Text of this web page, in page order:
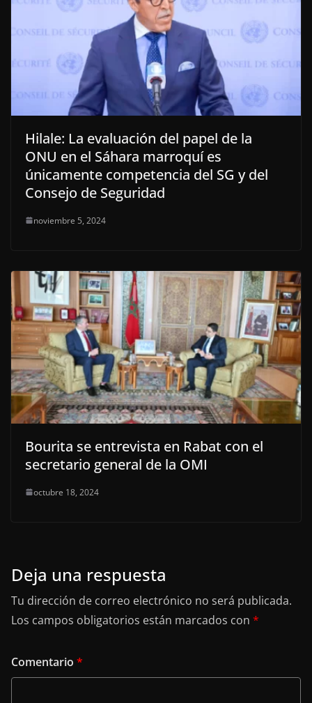
Hilale: La evaluación del papel de la
ONU en el Sáhara marroquí es
únicamente competencia del SG y del
Consejo de Seguridad
noviembre 5, 2024
Bourita se entrevista en Rabat con el
secretario general de la OMI
octubre 18, 2024
Deja una respuesta
Tu dirección de correo electrónico no será publicada.
Los campos obligatorios están marcados con *
Comentario *